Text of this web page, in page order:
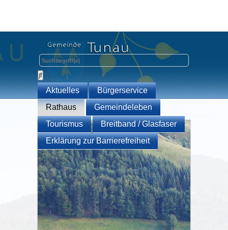
Aktuelles
Bürgerservice
Rathaus
Gemeindeleben
Tourismus
Breitband / Glasfaser
Erklärung zur Barrierefreiheit